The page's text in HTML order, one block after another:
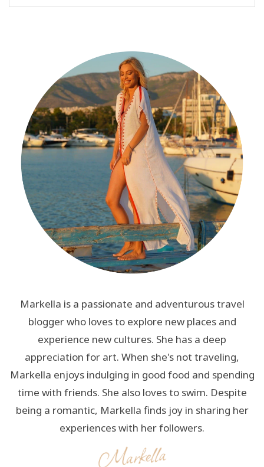
for:
Markella is a passionate and adventurous travel
blogger who loves to explore new places and
experience new cultures. She has a deep
appreciation for art. When she's not traveling,
Markella enjoys indulging in good food and spending
time with friends. She also loves to swim. Despite
being a romantic, Markella finds joy in sharing her
experiences with her followers.